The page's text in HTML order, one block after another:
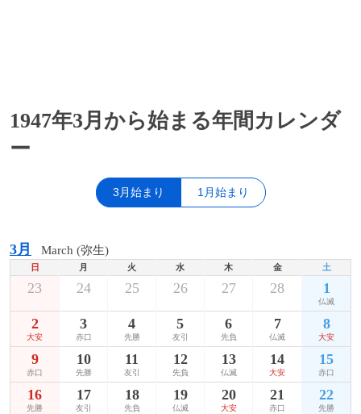
1947年3月から始まる年間カレンダ
ー
3月始まり 1月始まり
3月 March (弥生)
日 月 火 水 木 金 土
23 24 25 26 27 28 1
仏滅
2
大安
3
赤口
4
先勝
5
友引
6
先負
7
仏滅
8
大安
9
赤口
10
先勝
11
友引
12
先負
13
仏滅
14
大安
15
赤口
16
先勝
17
友引
18
先負
19
仏滅
20
大安
21
赤口
22
先勝